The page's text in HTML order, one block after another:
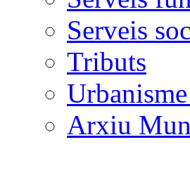
Serveis
Tributs
Arxiu